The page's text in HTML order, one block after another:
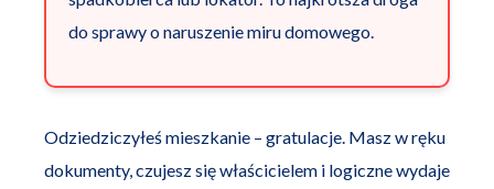
do sprawy o naruszenie miru domowego.
Odziedziczyłeś mieszkanie – gratulacje. Masz w ręku
dokumenty, czujesz się właścicielem i logiczne wydaje